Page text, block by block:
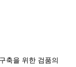
축을 위한 검품의